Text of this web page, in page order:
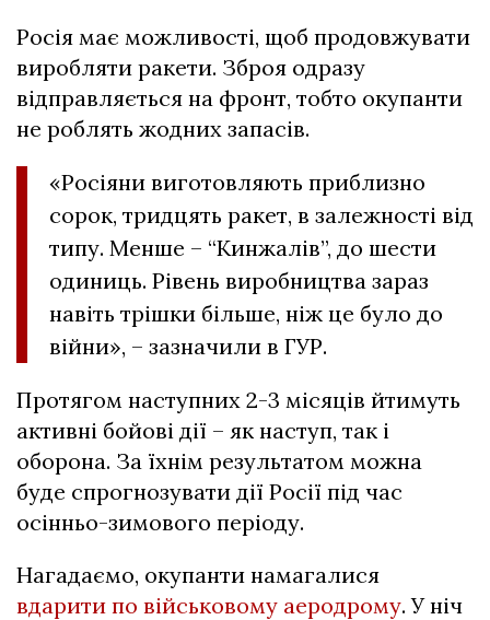
Росія має можливості, щоб продовжувати
виробляти ракети. Зброя одразу
відправляється на фронт, тобто окупанти
не роблять жодних запасів.
«Росіяни виготовляють приблизно
сорок, тридцять ракет, в залежності від
типу. Менше – “Кинжалів”, до шести
одиниць. Рівень виробництва зараз
навіть трішки більше, ніж це було до
війни», – зазначили в ГУР.
Протягом наступних 2-3 місяців йтимуть
активні бойові дії – як наступ, так і
оборона. За їхнім результатом можна
буде спрогнозувати дії Росії під час
осінньо-зимового періоду.
Нагадаємо, окупанти намагалися
вдарити по військовому аеродрому. У ніч